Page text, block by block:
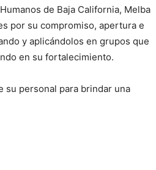
de Baja California, Melba
por su compromiso, apertura e
y aplicándolos en grupos que
en su fortalecimiento.
su personal para brindar una